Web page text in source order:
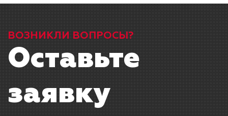
ВОЗНИКЛИ ВОПРОСЫ?
Оставьте
заявку